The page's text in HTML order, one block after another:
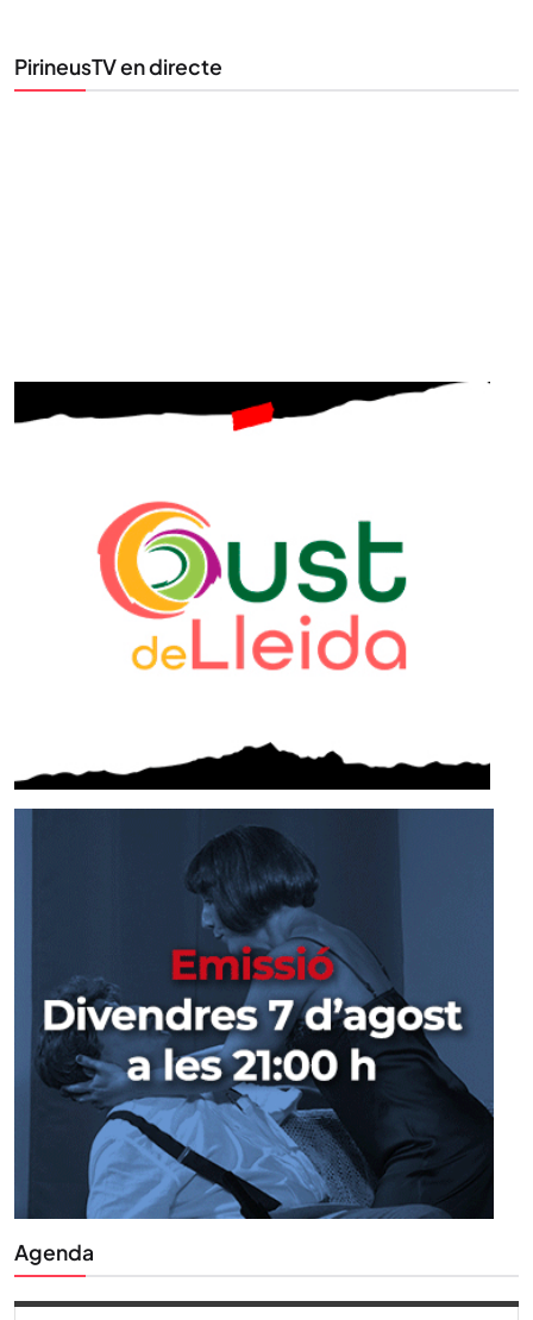
PirineusTV en directe
Agenda